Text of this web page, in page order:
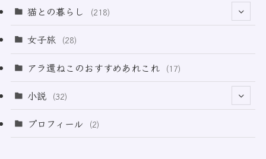
(2)
(33)
(3)
猫との暮らし (218)
(21)
(73)
女子旅 (28)
アラ還ねこのおすすめあれこれ (17)
小説 (32)
プロフィール (2)